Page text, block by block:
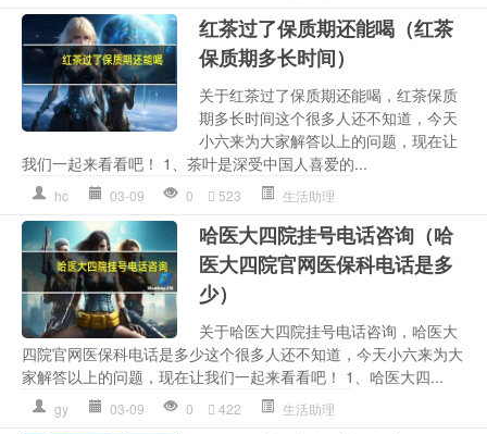
红茶过了保质期还能喝（红茶
保质期多长时间）
关于红茶过了保质期还能喝，红茶保质
期多长时间这个很多人还不知道，今天
小六来为大家解答以上的问题，现在让
我们一起来看看吧！ 1、茶叶是深受中国人喜爱的...
hc 03-09 0 523 生活助理
哈医大四院挂号电话咨询（哈
医大四院官网医保科电话是多
少）
关于哈医大四院挂号电话咨询，哈医大
四院官网医保科电话是多少这个很多人还不知道，今天小六来为大
家解答以上的问题，现在让我们一起来看看吧！ 1、哈医大四...
gy 03-09 0 422 生活助理